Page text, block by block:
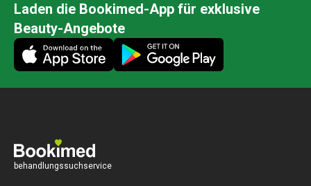
Laden die Bookimed-App für exklusive
Beauty-Angebote
behandlungssuchservice